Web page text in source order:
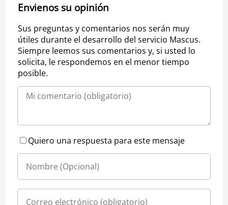
Envienos su opinión
Sus preguntas y comentarios nos serán muy
útiles durante el desarrollo del servicio Mascus.
Siempre leemos sus comentarios y, si usted lo
solicita, le respondemos en el menor tiempo
posible.
Quiero una respuesta para este mensaje